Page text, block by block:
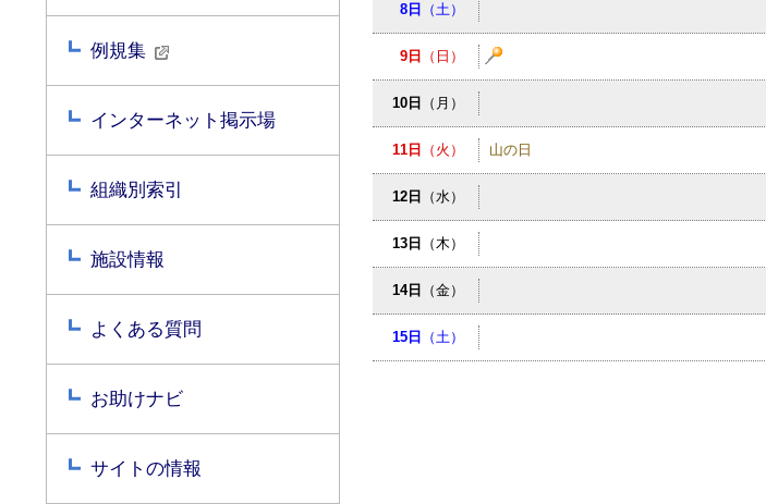
例規集
インターネット掲示場
組織別索引
施設情報
よくある質問
お助けナビ
サイトの情報
8日 （土）
9日 （日）
10日 （月）
11日 （火） 山の日
12日 （水）
13日 （木）
14日 （金）
15日 （土）